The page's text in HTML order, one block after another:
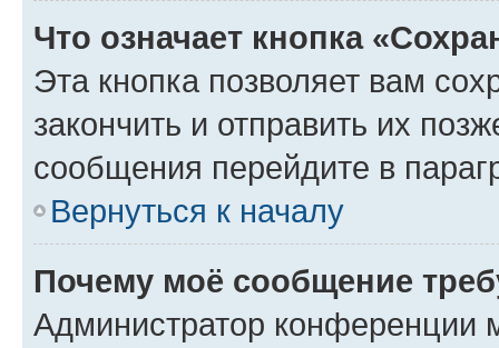
Что означает кнопка
Эта кнопка позволяет вам
закончить и отправить их
сообщения перейдите в
Вернуться к началу
Почему моё сообщение
Администратор конференции